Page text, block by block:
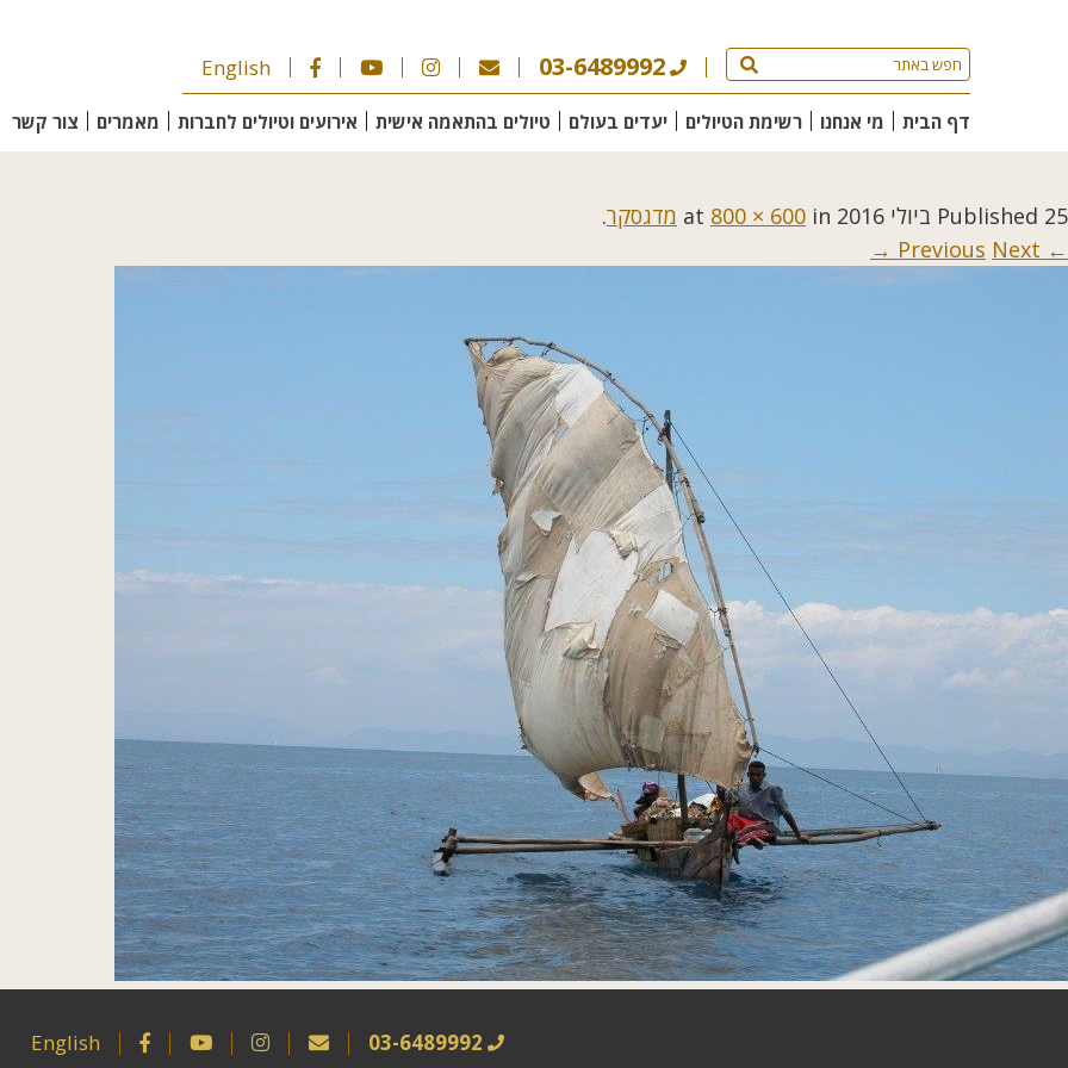
03-6489992
English
דף הבית מי אנחנו רשימת הטיולים יעדים בעולם טיולים בהתאמה אישית אירועים וטיולים לחברות מאמרים צור קשר
Published 25 ביולי 2016 800 × 600 in מדגסקר.
← Previous
Next →
03-6489992
English